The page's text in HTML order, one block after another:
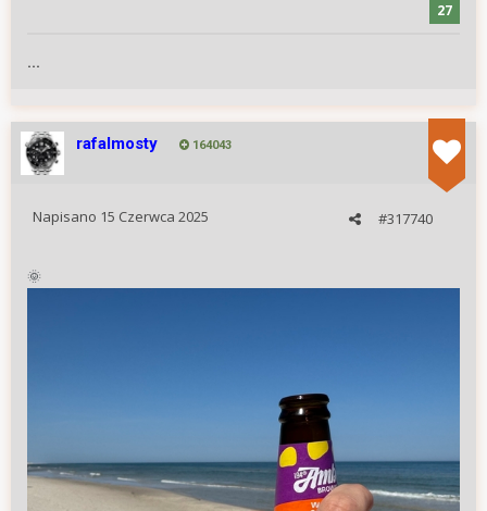
27
...
rafalmosty 164043
#317740
Napisano 15 Czerwca 2025
🌞